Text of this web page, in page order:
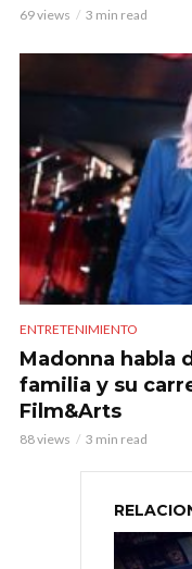
69 views 3 min read
ENTRETENIMIENTO
Madonna habla
familia y su
Film&Arts
88 views 3 min read